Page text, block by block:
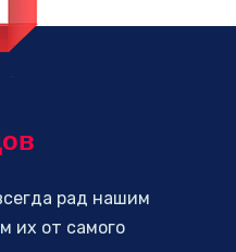
рад нашим
их от самого